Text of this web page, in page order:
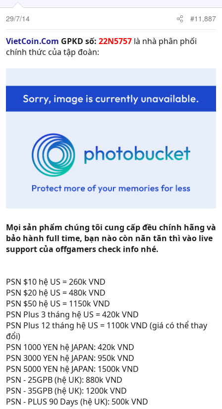
29/7/14 #11,887
VietCoin.Com GPKD số: 22N5757 là nhà phân phối
chính thức của tập đoàn:
Mọi sản phẩm chúng tôi cung cấp đều chính hãng và
bảo hành full time, bạn nào còn năn tăn thì vào live
support của offgamers check info nhé.
PSN $10 hệ US = 260k VND
PSN $20 hệ US = 480k VND
PSN $50 hệ US = 1150k VND
PSN Plus 3 tháng hệ US = 420k VND
PSN Plus 12 tháng hệ US = 1100k VND (giá có thể thay
đổi)
PSN 1000 YEN hệ JAPAN: 420k VND
PSN 3000 YEN hệ JAPAN: 950k VND
PSN 5000 YEN hệ JAPAN: 1500k VND
PSN - 25GPB (hệ UK): 880k VND
PSN - 35GPB (hệ UK): 1200k VND
PSN - PLUS 90 Days (hệ UK): 500k VND